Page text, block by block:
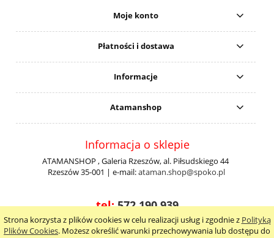
Strona korzysta z plików cookies w celu realizacji usług i zgodnie z Polityką
Plików Cookies. Możesz określić warunki przechowywania lub dostępu do
Moje konto
Płatności i dostawa
Informacje
Atamanshop
Informacja o sklepie
ATAMANSHOP , Galeria Rzeszów, al. Piłsudskiego 44
Rzeszów 35-001 | e-mail:ataman.shop@spoko.pl
tel:572 190 939
pokaż pełną wersję strony